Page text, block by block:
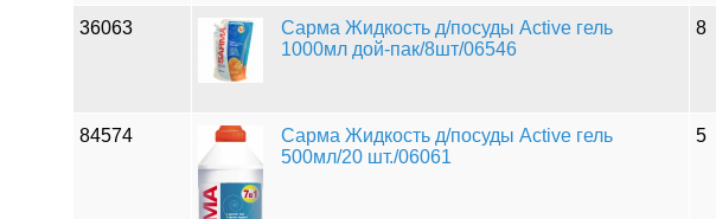
36063
Сарма Жидкость д/посуды Active гель
1000мл дой-пак/8шт/06546
8
84574
Сарма Жидкость д/посуды Active гель
500мл/20 шт./06061
5